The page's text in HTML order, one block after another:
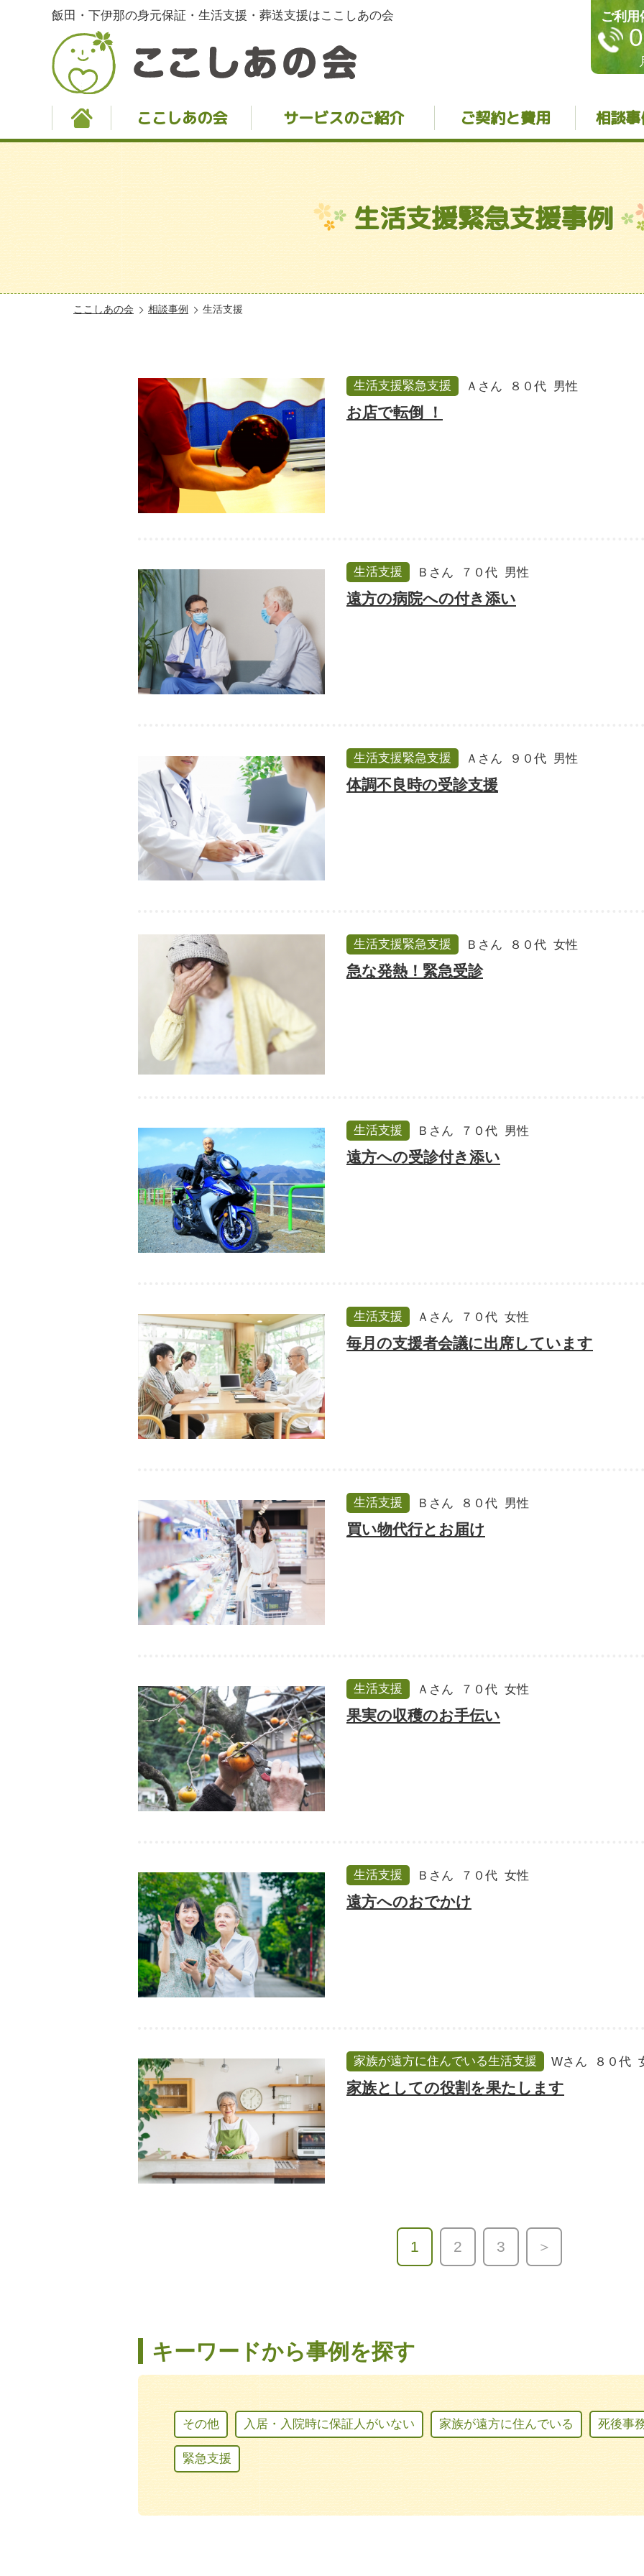
飯田・下伊那の身元保証・生活支援・葬送支援はここしあの会 ご利
ここしあの会 サービスのご紹介 ご契約と費用 相談
生活支援緊急支援事例
ここしあの会 相談事例 生活支援
生活支援緊急支援 Ａさん ８０代 男性
お店で転倒 ！
生活支援 Ｂさん ７０代 男性
遠方の病院への付き添い
生活支援緊急支援 Ａさん ９０代 男性
体調不良時の受診支援
生活支援緊急支援 Ｂさん ８０代 女性
急な発熱！緊急受診
生活支援 Ｂさん ７０代 男性
遠方への受診付き添い
生活支援 Ａさん ７０代 女性
毎月の支援者会議に出席しています
生活支援 Ｂさん ８０代 男性
買い物代行とお届け
生活支援 Ａさん ７０代 女性
果実の収穫のお手伝い
生活支援 Ｂさん ７０代 女性
遠方へのおでかけ
家族が遠方に住んでいる生活支援 Wさん ８０代
家族としての役割を果たします
1 2 3
キーワードから事例を探す
その他 入居・入院時に保証人がいない 家族が遠方に住んでいる 死後事
緊急支援